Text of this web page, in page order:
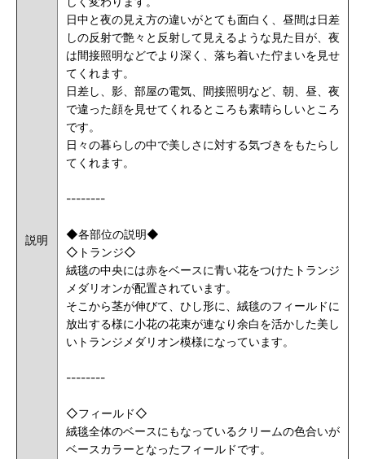
説明
日中と夜の見え方の違いがとても面白く、昼間は日差
しの反射で艶々と反射して見えるような見た目が、夜
は間接照明などでより深く、落ち着いた佇まいを見せ
てくれます。
日差し、影、部屋の電気、間接照明など、朝、昼、夜
で違った顔を見せてくれるところも素晴らしいところ
です。
日々の暮らしの中で美しさに対する気づきをもたらし
てくれます。
--------
◆各部位の説明◆
◇トランジ◇
絨毯の中央には赤をベースに青い花をつけたトランジ
メダリオンが配置されています。
そこから茎が伸びて、ひし形に、絨毯のフィールドに
放出する様に小花の花束が連なり余白を活かした美し
いトランジメダリオン模様になっています。
--------
◇フィールド◇
絨毯全体のベースにもなっているクリームの色合いが
ベースカラーとなったフィールドです。